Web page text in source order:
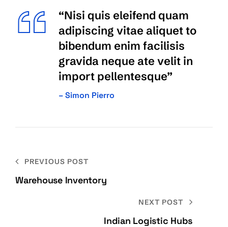
“Nisi quis eleifend quam
adipiscing vitae aliquet to
bibendum enim facilisis
gravida neque ate velit in
import pellentesque”
– Simon Pierro
PREVIOUS POST
Warehouse Inventory
NEXT POST
Indian Logistic Hubs